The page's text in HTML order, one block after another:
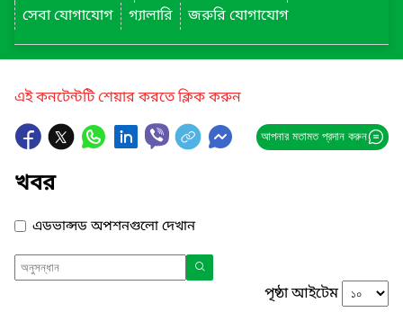
সেবা যোগাযোগ
গ্যালারি জরুরি যোগাযোগ
এই কনটেন্টটি শেয়ার করতে ক্লিক করুন
আপনার মতামত প্রদান করুন
খবর
এডভান্সড অপশনগুলো দেখান
পৃষ্ঠা আইটেম